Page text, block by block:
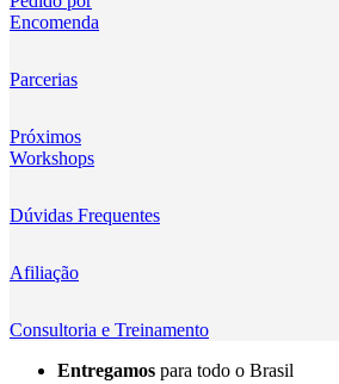
Kingma
Lensmingle
LiRen
Litepanels
LoveFoto
Encomenda
Parcerias
Próximos
Workshops
Dúvidas Frequentes
Afiliação
Consultoria e Treinamento
Entregamos para todo o Brasil